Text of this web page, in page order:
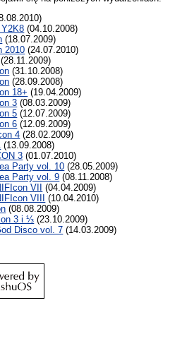
(04.10.2008)
(18.07.2009)
2010 (24.07.2010)
(28.11.2009)
(31.10.2008)
(28.09.2008)
18+ (19.04.2009)
3 (08.03.2009)
5 (12.07.2009)
6 (12.09.2009)
4 (28.02.2009)
(13.09.2008)
3 (01.07.2010)
Party vol. 10 (28.05.2009)
Party vol. 9 (08.11.2008)
VII
(04.04.2009)
VIII
(10.04.2010)
(08.08.2009)
3 i ⅓ (23.10.2009)
Disco vol. 7 (14.03.2009)